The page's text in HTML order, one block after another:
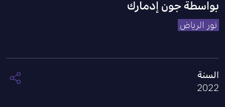
بواسطةجون إدمارك
نور الرياض
السنة
2022